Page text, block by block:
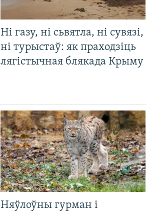
Ні газу, ні сьвятла, ні сувязі,
ні турыстаў: як праходзіць
лягістычная блякада Крыму
Няўлоўны гурман і